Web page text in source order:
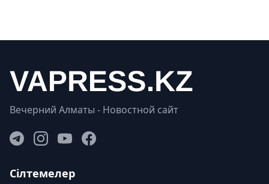
Вечерний Алматы - Новостной сайт
Сілтемелер